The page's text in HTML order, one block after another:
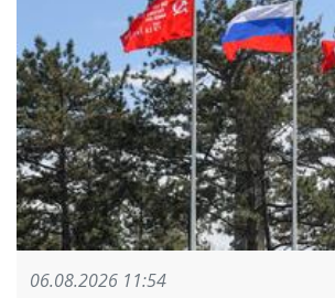
06.08.2026 11:54